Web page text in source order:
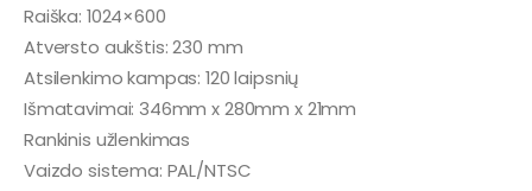
Raiška: 1024×600
Atversto aukštis: 230 mm
Atsilenkimo kampas: 120 laipsnių
Išmatavimai: 346mm x 280mm x 21mm
Rankinis užlenkimas
Vaizdo sistema: PAL/NTSC